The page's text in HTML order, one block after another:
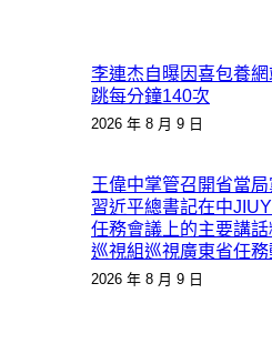
李連杰自曝因喜包養
跳每分鐘140次
2026 年 8 月 9 日
王偉中掌管召開省當
習近平總書記在中
任務會議上的主要講
巡視組巡視廣東省任
2026 年 8 月 9 日